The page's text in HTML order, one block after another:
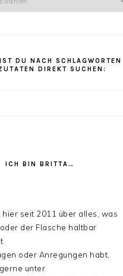
DU NACH SCHLAGWORTEN
DIREKT SUCHEN:
ICH BIN BRITTA…
hier seit 2011 über alles, was
der Flasche haltbar
oder Anregungen habt,
unter